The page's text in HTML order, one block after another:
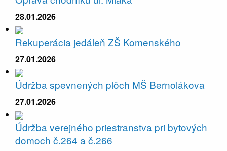
28.01.2026
Rekuperácia jedáleň ZŠ Komenského
27.01.2026
Údržba spevnených plôch MŠ Bernolákova
27.01.2026
Údržba verejného priestranstva pri bytových
domoch č.264 a č.266